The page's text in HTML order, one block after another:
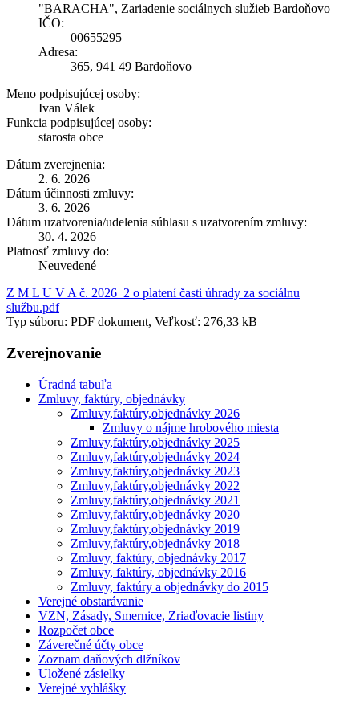
"BARACHA", Zariadenie sociálnych služieb Bardoňovo
IČO:
00655295
Adresa:
365, 941 49 Bardoňovo
Meno podpisujúcej osoby:
Ivan Válek
Funkcia podpisujúcej osoby:
starosta obce
Dátum zverejnenia:
2. 6. 2026
Dátum účinnosti zmluvy:
3. 6. 2026
Dátum uzatvorenia/udelenia súhlasu s uzatvorením zmluvy:
30. 4. 2026
Platnosť zmluvy do:
Neuvedené
Z M L U V A č. 2026_2 o platení časti úhrady za sociálnu
službu.pdf
Typ súboru: PDF dokument, Veľkosť: 276,33 kB
Zverejnovanie
Úradná tabuľa
Zmluvy, faktúry, objednávky
Zmluvy,faktúry,objednávky 2026
Zmluvy o nájme hrobového miesta
Zmluvy,faktúry,objednávky 2025
Zmluvy,faktúry,objednávky 2024
Zmluvy,faktúry,objednávky 2023
Zmluvy,faktúry,objednávky 2022
Zmluvy,faktúry,objednávky 2021
Zmluvy,faktúry,objednávky 2020
Zmluvy,faktúry,objednávky 2019
Zmluvy,faktúry,objednávky 2018
Zmluvy, faktúry, objednávky 2017
Zmluvy, faktúry, objednávky 2016
Zmluvy, faktúry a objednávky do 2015
Verejné obstarávanie
VZN, Zásady, Smernice, Zriaďovacie listiny
Rozpočet obce
Záverečné účty obce
Zoznam daňových dlžníkov
Uložené zásielky
Verejné vyhlášky